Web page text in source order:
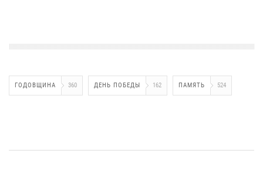
ГОДОВЩИНА 360 ДЕНЬ ПОБЕДЫ 162 ПАМЯТЬ 524